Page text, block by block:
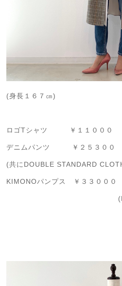
(身長１６７㎝)
ロゴTシャツ ￥１１０００
デニムパンツ ￥２５３００
(共にDOUBLE STANDARD
KIMONOパンプス ￥３３０００